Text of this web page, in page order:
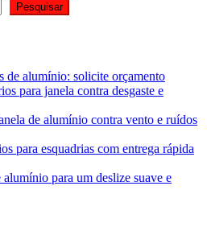
Pesquisar
de alumínio: solicite orçamento
para janela contra desgaste e
de alumínio contra vento e ruídos
para esquadrias com entrega rápida
para um deslize suave e